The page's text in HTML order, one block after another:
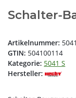
Schalter-
Artikelnummer:
GTIN: 504100114
Kategorie: 5041 S
Hersteller: